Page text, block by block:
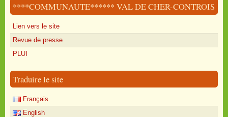
****COMMUNAUTE****** VAL DE CHER-CONTROIS
Lien vers le site
Revue de presse
PLUI
Traduire le site
Français
English